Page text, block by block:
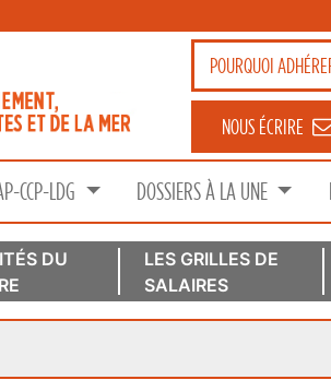
POURQUOI
NOUS ÉCRIRE
CCP-LDG DOSSIERS À LA UNE
DU
LES GRILLES DE
SALAIRES